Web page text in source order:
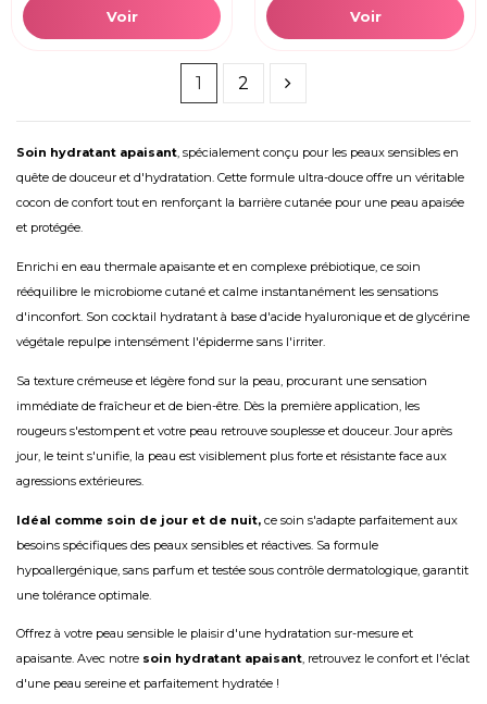
Voir Voir
1 2
Soin hydratant apaisant, spécialement conçu pour les peaux sensibles en
quête de douceur et d'hydratation. Cette formule ultra-douce offre un véritable
cocon de confort tout en renforçant la barrière cutanée pour une peau apaisée
et protégée.
Enrichi en eau thermale apaisante et en complexe prébiotique, ce soin
rééquilibre le microbiome cutané et calme instantanément les sensations
d'inconfort. Son cocktail hydratant à base d'acide hyaluronique et de glycérine
végétale repulpe intensément l'épiderme sans l'irriter.
Sa texture crémeuse et légère fond sur la peau, procurant une sensation
immédiate de fraîcheur et de bien-être. Dès la première application, les
rougeurs s'estompent et votre peau retrouve souplesse et douceur. Jour après
jour, le teint s'unifie, la peau est visiblement plus forte et résistante face aux
agressions extérieures.
Idéal comme soin de jour et de nuit, ce soin s'adapte parfaitement aux
besoins spécifiques des peaux sensibles et réactives. Sa formule
hypoallergénique, sans parfum et testée sous contrôle dermatologique, garantit
une tolérance optimale.
Offrez à votre peau sensible le plaisir d'une hydratation sur-mesure et
apaisante. Avec notre soin hydratant apaisant, retrouvez le confort et l'éclat
d'une peau sereine et parfaitement hydratée !